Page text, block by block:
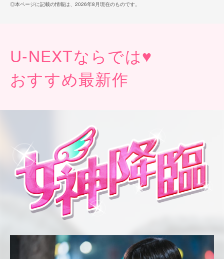
◎本ページに記載の情報は、2026年8月現在のものです。
U-NEXTならでは♥
おすすめ最新作